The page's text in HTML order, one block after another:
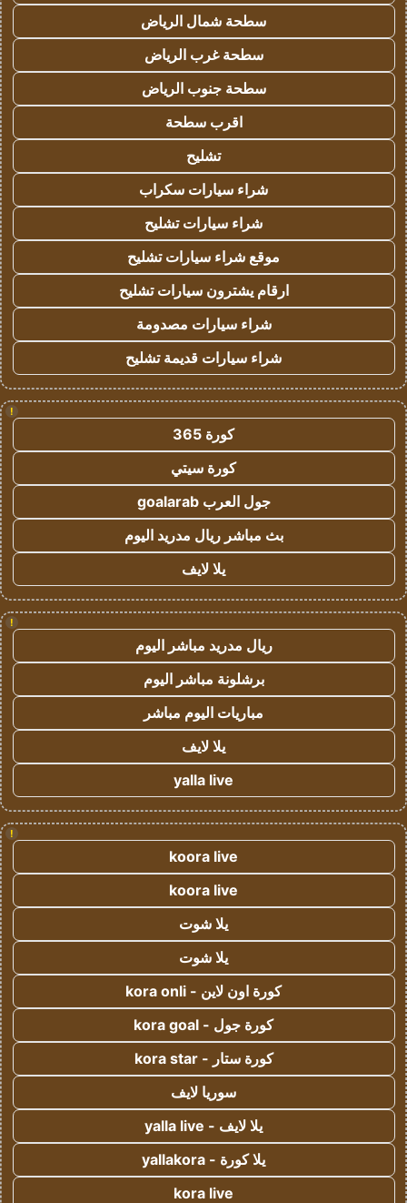
سطحة شمال الرياض
سطحة غرب الرياض
سطحة جنوب الرياض
اقرب سطحة
تشليح
شراء سيارات سكراب
شراء سيارات تشليح
موقع شراء سيارات تشليح
ارقام يشترون سيارات تشليح
شراء سيارات مصدومة
شراء سيارات قديمة تشليح
!
كورة 365
كورة سيتي
جول العرب goalarab
بث مباشر ريال مدريد اليوم
يلا لايف
!
ريال مدريد مباشر اليوم
برشلونة مباشر اليوم
مباريات اليوم مباشر
يلا لايف
yalla live
!
koora live
koora live
يلا شوت
يلا شوت
كورة اون لاين - kora onli
كورة جول - kora goal
كورة ستار - kora star
سوريا لايف
يلا لايف - yalla live
يلا كورة - yallakora
kora live